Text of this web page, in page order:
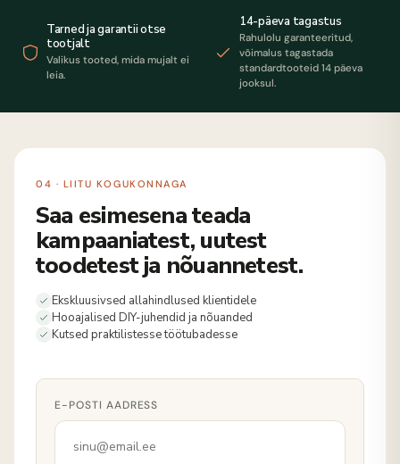
Tarned ja garantii otse
tootjalt
Valikus tooted, mida mujalt ei
leia.
14-päeva tagastus
Rahulolu garanteeritud,
võimalus tagastada
standardtooteid 14 päeva
jooksul.
04 · LIITU KOGUKONNAGA
Saa esimesena teada
kampaaniatest, uutest
toodetest ja nõuannetest.
Ekskluusivsed allahindlused klientidele
Hooajalised DIY-juhendid ja nõuanded
Kutsed praktilistesse töötubadesse
E-POSTI AADRESS